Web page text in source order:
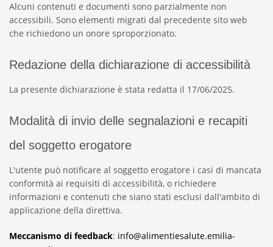
Alcuni contenuti e documenti sono parzialmente non
accessibili. Sono elementi migrati dal precedente sito web
che richiedono un onore sproporzionato.
Redazione della dichiarazione di accessibilità
La presente dichiarazione è stata redatta il 17/06/2025.
Modalità di invio delle segnalazioni e recapiti
del soggetto erogatore
L'utente può notificare al soggetto erogatore i casi di mancata
conformità ai requisiti di accessibilità, o richiedere
informazioni e contenuti che siano stati esclusi dall'ambito di
applicazione della direttiva.
Meccanismo di feedback: info@alimentiesalute.emilia-